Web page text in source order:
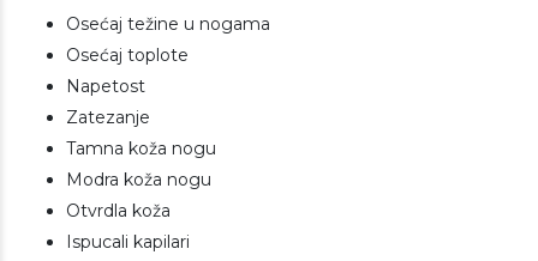
Osećaj težine u nogama
Osećaj toplote
Napetost
Zatezanje
Tamna koža nogu
Modra koža nogu
Otvrdla koža
Ispucali kapilari